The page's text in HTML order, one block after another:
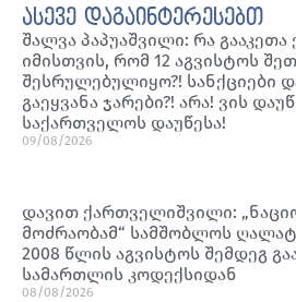
ასევე დაგაინტერესებთ
შალვა პაპუაშვილი: რა გააკეთა
იმისთვის, რომ 12 აგვისტოს
შესრულებულიყო?! სანქციები
გაეყვანა ჯარები?! არა! ვის
საქართველოს დაუწესა!
09/08/2026
დავით ქართველიშვილი:
მოძრაობამ“ სამშობლოს
2008 წლის აგვისტოს შემდეგ
სამართლის კოდექსიდან
08/08/2026